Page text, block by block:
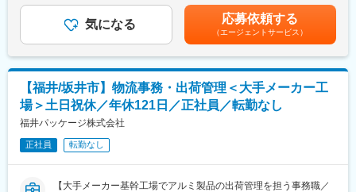
・計画から立上げまで幅広く携わるので、これまでの専門知識を
活かしたご自身の改善アイデア等が反映しやすいです。これまで
◆福井製造所に関して：
福井製造所は、従業員約850名で構成され、UACJの主力工場とし
て、鋳塊の製造から、熱間圧延、冷間圧延、仕上加工に至るまで
トータルに行っており、高品質なアルミニウム製品を送り出して
います。
変更の範囲：会社の定める業務
※設備の保全／メンテナンスの実務を行う部隊は別の組織となりま
す。同社の中でも国内最大級の規模を誇る拠点にて、設備の新
設・改造をメインにご担当いただきます。
配属先となる福井製造所は、国内最大のアルミニウム製造拠点で
す。全長400mを超える大型設備など大小さまざまな製造設備を有
しており、規模の大きな案件に携わるチャンスもございます。
同社は重点施策の１つにサステナビリティ推進を位置づけてお
積極的に進めています。国内最大拠点である福井製造所でも、設
備の新設や既存設備のパフォーマンス向上などを検討しており、
での採用となる可能性もございます。（選考過程で決定いたしま
す）■昇給年1回(3月)、賞与年2回(6月･12月)賃金はあくまでも目
安の金額であり、選考を通じて上下する可能性があります。月給
(月額)は固定手当を含めた表記です。
気になる 応募依頼する
（エージェントサービス）
【福井/坂井市】物流事務・出荷管理＜大手メーカー工
場＞土日祝休／年休121日／正社員／転勤なし
福井パッケージ株式会社
正社員 転勤なし
【大手メーカー基幹工場でアルミ製品の出荷管理を担う事務職／